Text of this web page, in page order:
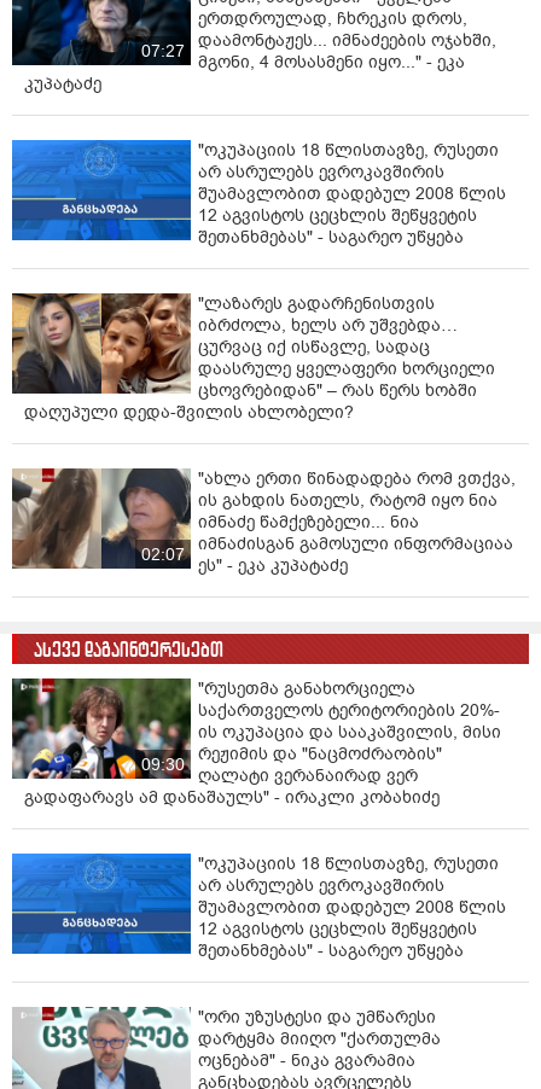
ტერიტორიული პრინციპი საპილოტე რეჟიმში 12
ქალაქში ამოქმედდება:თბილისი, ბათუმი, ქუთაისი,
რუსთავი, ზუგდიდი, ამბროლაური, ოზურგეთი,
ახალციხე, გორი, მცხეთა, თელავი და ფოთი.
მისამართის განსაზღვრისას სსიპ განათლების
მართვის საინფორმაციო სისტემა დაეყრდნობა სსიპ
სახელმწიფო სერვისების განვითარების სააგენტოს
მონაცემთა ბაზაში 2026 წლის 15 აპრილის
მდგომარეობით დაფიქსირებულ მისამართებს“,-
ნათქვამია ინფორმაციაში.
სასკოლო უბნებთან დაკავშირებით ქალაქების
მიხედვით განაწილება ასეთია:
თბილისი- 10 სასკოლო უბანი: ისანი, სამგორი, ვაკე,
საბურთალო, დიდუბე, ჩუღურეთი, გლდანი,
ნაძალადევი, მთაწმინდა და კრწანისი.
მშობელს შეუძლია აირჩიოს სკოლა, ბავშვის
რეგისტრაციის მისამართის შესაბამის სასკოლო
უბანში. ასევე, თბილისის შემთხვევაში, სასკოლო
უბნის საზღვართან ახლოს რეგისტრირებულ ბავშვის
თუ რეგისტრაციის მისამართიდან ამ სკოლამდე
საფეხმავლო ან საავტომობილო მანძილი არ
აღემატება 1 კილომეტრს.
ქუთაისი- 5 სასკოლო უბანი: სასკოლო უბანი -
ავტოქარხანა; სასკოლო უბანი - გამარჯვება,
უქიმერიონი, გუმათი; სასკოლო უბანი - ნიკეა,
ვაკისუბანი, სულხან-საბა; სასკოლო უბანი - ქალაქი
მუზეუმი, საფიჩხია; სასკოლო უბანი - ძექვიანი,
კახიანოური, მუხიანი.
ბათუმი - 4 სასკოლო უბანი: სასკოლო უბანი -
ბაგრატიონი 1, ბაგრატიონი 2, ბონი, ჯავახიშვილი,
კახაბერი, აღმაშენებელი; სასკოლო უბანი -
ხიმშიაშვილი, რუსთაველი, ძველი ბათუმი; სასკოლო
უბანი - თამარი, მწვანე კონცხი; სასკოლო უბანი -
გონიო, აეროპორტი, სამრეწველო;
რუსთავი
- 3 სასკოლო უბანი: სასკოლო უბანი - დავით
07:27
ერთდროულად, ჩხრეკის დროს,
დაამონტაჟეს... იმნაძეების ოჯახში,
მგონი, 4 მოსასმენი იყო..." - ეკა
კუპატაძე
"ოკუპაციის 18 წლისთავზე, რუსეთი
არ ასრულებს ევროკავშირის
შუამავლობით დადებულ 2008 წლის
12 აგვისტოს ცეცხლის შეწყვეტის
შეთანხმებას" - საგარეო უწყება
"ლაზარეს გადარჩენისთვის
იბრძოლა, ხელს არ უშვებდა…
ცურვაც იქ ისწავლე, სადაც
დაასრულე ყველაფერი ხორციელი
ცხოვრებიდან" – რას წერს ხობში
დაღუპული დედა-შვილის ახლობელი?
02:07
"ახლა ერთი წინადადება რომ ვთქვა,
ის გახდის ნათელს, რატომ იყო ნია
იმნაძე წამქეზებელი... ნია
იმნაძისგან გამოსული ინფორმაციაა
ეს" - ეკა კუპატაძე
ასევე დაგაინტერესებთ
09:30
"რუსეთმა განახორციელა
საქართველოს ტერიტორიების 20%-
ის ოკუპაცია და სააკაშვილის, მისი
რეჟიმის და "ნაცმოძრაობის"
ღალატი ვერანაირად ვერ
გადაფარავს ამ დანაშაულს" - ირაკლი კობახიძე
"ოკუპაციის 18 წლისთავზე, რუსეთი
არ ასრულებს ევროკავშირის
შუამავლობით დადებულ 2008 წლის
12 აგვისტოს ცეცხლის შეწყვეტის
შეთანხმებას" - საგარეო უწყება
"ორი უზუსტესი და უმწარესი
დარტყმა მიიღო "ქართულმა
ოცნებამ" - ნიკა გვარამია
განცხადებას ავრცელებს